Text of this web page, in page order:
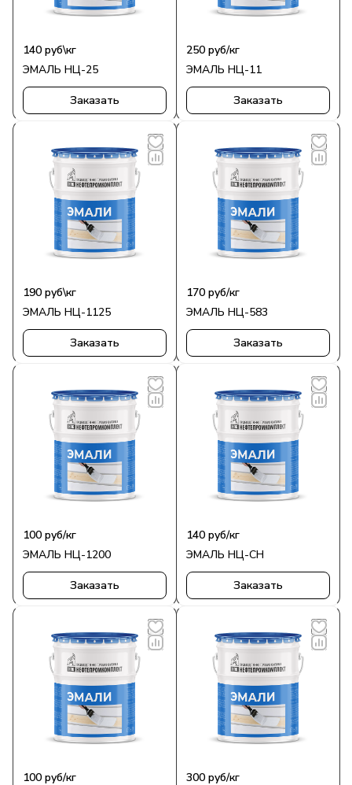
140 руб\кг
ЭМАЛЬ НЦ-25
Заказать
250 руб/кг
ЭМАЛЬ НЦ-11
Заказать
190 руб\кг
ЭМАЛЬ НЦ-1125
Заказать
170 руб/кг
ЭМАЛЬ НЦ-583
Заказать
100 руб/кг
ЭМАЛЬ НЦ-1200
Заказать
140 руб/кг
ЭМАЛЬ НЦ-СН
Заказать
100 руб/кг
300 руб/кг